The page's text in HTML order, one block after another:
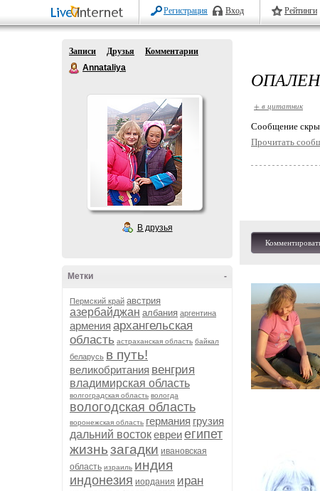
Регистрация Вход Рейтинги
Записи Друзья
Комментарии
Annataliya
В друзья
-
Метки
Пермский край австрия
азербайджан албания аргентина
армения архангельская
область астраханская область байкал
беларусь в путь!
великобритания венгрия
владимирская область
волгоградская область вологда
вологодская область
воронежская область германия грузия
дальний востокевреиегипет
жизньзагадки ивановская
область израиль индия
индонезия иордания иран
+ в цитатник
Cообщение
Прочитать